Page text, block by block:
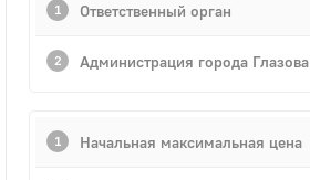
Ответственный орган
Администрация города Глазова
Начальная максимальная цена